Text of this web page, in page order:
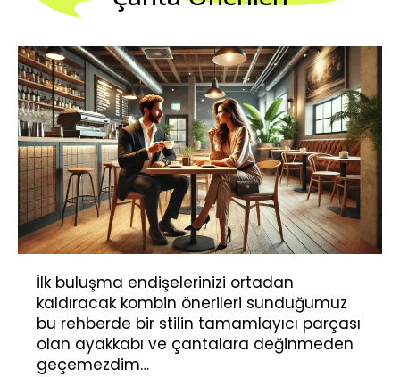
İlk buluşma endişelerinizi ortadan
kaldıracak kombin önerileri sunduğumuz
bu rehberde bir stilin tamamlayıcı parçası
olan ayakkabı ve çantalara değinmeden
geçemezdim…